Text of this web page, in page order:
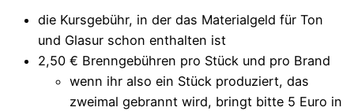
die Kursgebühr, in der das Materialgeld für Ton
und Glasur schon enthalten ist
2,50 € Brenngebühren pro Stück und pro Brand
wenn ihr also ein Stück produziert, das
zweimal gebrannt wird, bringt bitte 5 Euro in